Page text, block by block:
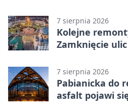
7 sierpnia 2026
Kolejne
Zamknięcie
7 sierpnia 2026
Pabianicka do
asfalt pojawi